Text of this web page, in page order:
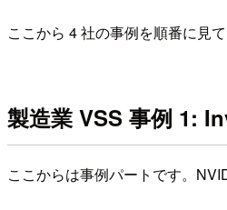
ここから 4 社の事例を順番に見
製造業 VSS 事例 1:
ここからは事例パートです。